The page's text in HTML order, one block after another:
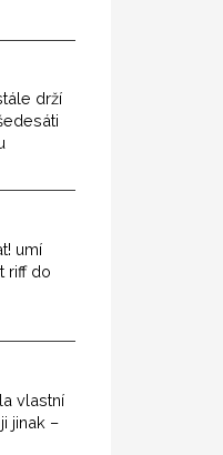
drží
umí
riff do
vlastní
jinak –